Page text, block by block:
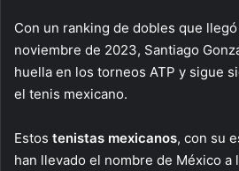
Con un ranking de dobles que
noviembre de 2023, Santiago
huella en los torneos ATP y sigue
el tenis mexicano.
Estos tenistas mexicanos, con su
han llevado el nombre de México a